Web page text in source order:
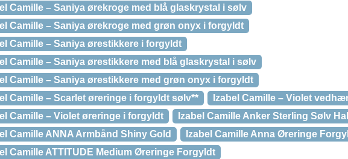
Camille – Saniya ørekroge med blå glaskrystal i sølv
Camille – Saniya ørekroge med grøn onyx i forgyldt
Camille – Saniya ørestikkere i forgyldt
Camille – Saniya ørestikkere med blå glaskrystal i sølv
Camille – Saniya ørestikkere med grøn onyx i forgyldt
Camille – Scarlet øreringe i forgyldt sølv**
Izabel Camille – Violet
Camille – Violet øreringe i forgyldt
Izabel Camille Anker Sterling Sølv
Camille ANNA Armbånd Shiny Gold
Izabel Camille Anna Øreringe
Camille ATTITUDE Medium Øreringe Forgyldt